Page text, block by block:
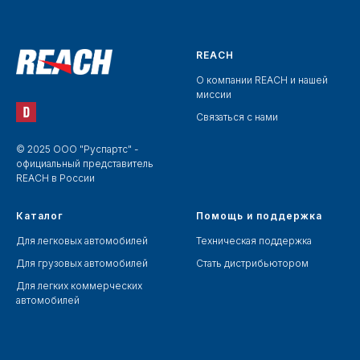
© 2025 ООО "Руспартс" -
официальный представитель
REACH в России
REACH
О компании REACH и нашей
миссии
Связаться с нами
Каталог
Для легковых автомобилей
Для грузовых автомобилей
Для легких коммерческих
автомобилей
Помощь и поддержка
Техническая поддержка
Стать дистрибьютором